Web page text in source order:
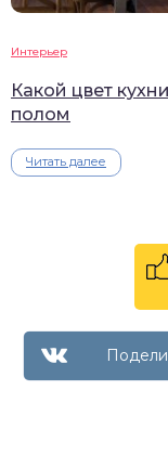
Интерьер
Какой цвет
полом
Читать далее